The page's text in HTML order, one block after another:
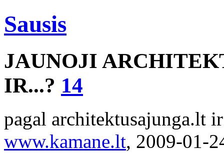
Sausis
JAUNOJI
IR...? 14
pagal architektusajunga.lt
www.kamane.lt, 2009-01-